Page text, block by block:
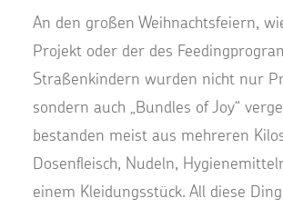
An den großen Weihnachtsfeiern,
Projekt oder der des
Straßenkindern wurden nicht nur
sondern auch „Bundles of Joy“
bestanden meist aus mehreren
Dosenfleisch, Nudeln,
einem Kleidungsstück. All diese